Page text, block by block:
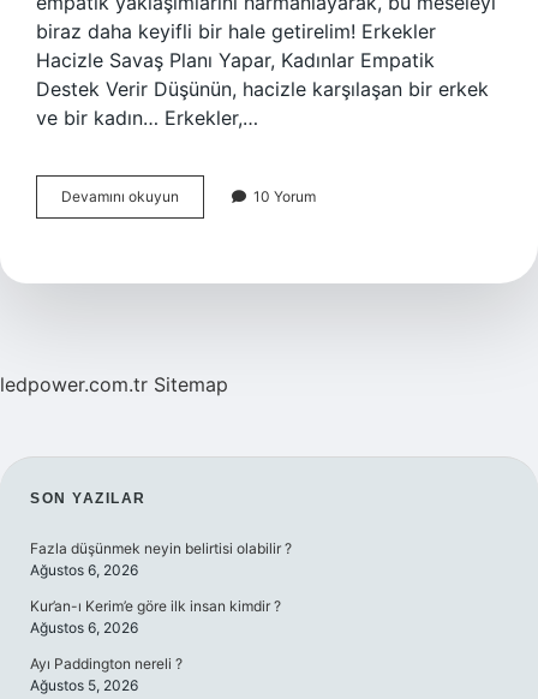
biraz daha keyifli bir hale getirelim! Erkekler
Hacizle Savaş Planı Yapar, Kadınlar Empatik
Destek Verir Düşünün, hacizle karşılaşan bir erkek
ve bir kadın… Erkekler,…
Devamını okuyun
sicile
?
10 Yorum
ledpower.com.tr Sitemap
SIDEBAR
SON YAZILAR
Fazla düşünmek neyin belirtisi olabilir ?
Ağustos 6, 2026
Kur’an-ı Kerim’e göre ilk insan kimdir ?
Ağustos 6, 2026
Ayı Paddington nereli ?
Ağustos 5, 2026